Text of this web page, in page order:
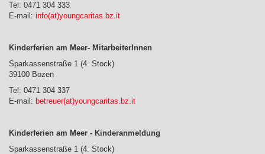
Tel: 0471 304 333
E-mail: info(at)youngcaritas.bz.it
Kinderferien am Meer- MitarbeiterInnen
Sparkassenstraße 1 (4. Stock)
39100 Bozen
Tel: 0471 304 337
E-mail: betreuer(at)youngcaritas.bz.it
Kinderferien am Meer - Kinderanmeldung
Sparkassenstraße 1 (4. Stock)